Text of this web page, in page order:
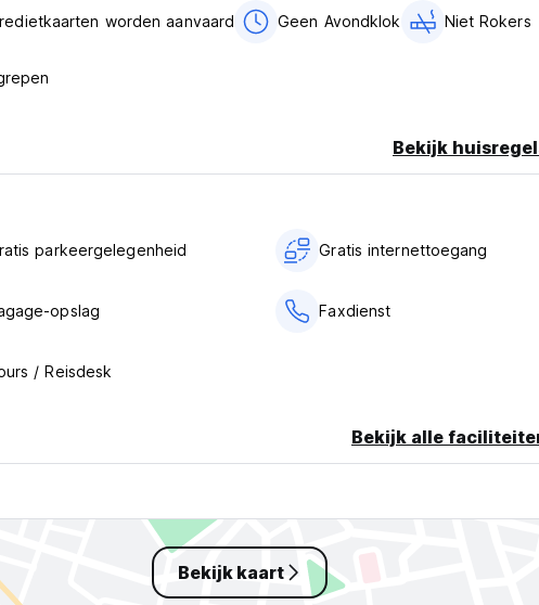
worden aanvaard Geen Avondklok Niet Rokers
Bekijk
parkeergelegenheid Gratis internettoegang
opslag Faxdienst
/ Reisdesk
Bekijk alle
Bekijk kaart